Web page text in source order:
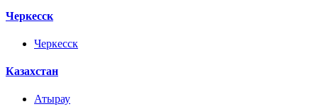
Черкесск
Черкесск
Казахстан
Атырау